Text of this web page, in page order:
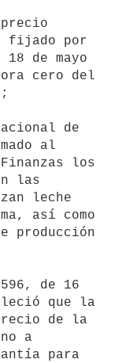
fijado por
de mayo
cero del
al
los
las
leche
así como
producción
que la
de la
a
para